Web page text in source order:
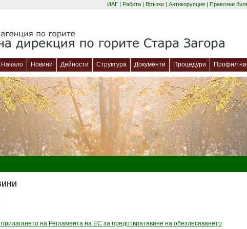
ИАГ | Работа | Връзки | Антикорупция | Превозни
Начало Новини Дейности Структура Документи Процедури Профил на
на Регламента на ЕС за предотвратяване на обезлесяването